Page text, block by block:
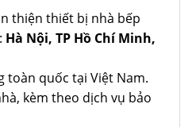
thiện thiết bị nhà bếp
Hà Nội, TP Hồ Chí Minh,
toàn quốc tại Việt Nam.
kèm theo dịch vụ bảo